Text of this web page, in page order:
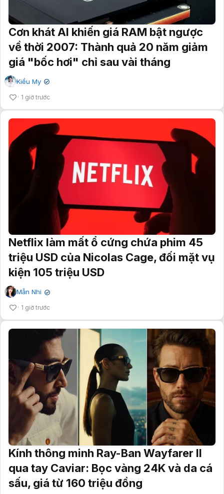
Cơn khát AI khiến giá RAM bật ngược
về thời 2007: Thành quả 20 năm giảm
giá "bốc hơi" chỉ sau vài tháng
Kiều My ✔
1 giờ trước
Netflix làm mất ổ cứng chứa phim 45
triệu USD của Nicolas Cage, đối mặt vụ
kiện 105 triệu USD
Mẫn Nhi ✔
1 giờ trước
Kính thông minh Ray-Ban Wayfarer II
qua tay Caviar: Bọc vàng 24K và da cá
sấu, giá từ 160 triệu đồng